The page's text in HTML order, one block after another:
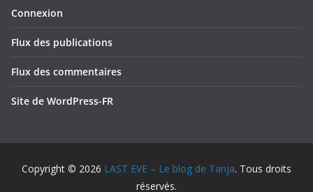
Connexion
Flux des publications
Flux des commentaires
Site de WordPress-FR
Copyright © 2026 LAST EVE – Le blog de Tanja. Tous droits
réservés.